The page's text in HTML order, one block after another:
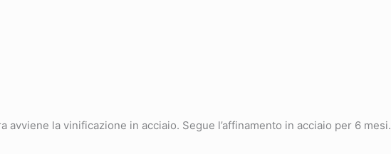
la vinificazione in acciaio. Segue l’affinamento in acciaio per 6 mesi.